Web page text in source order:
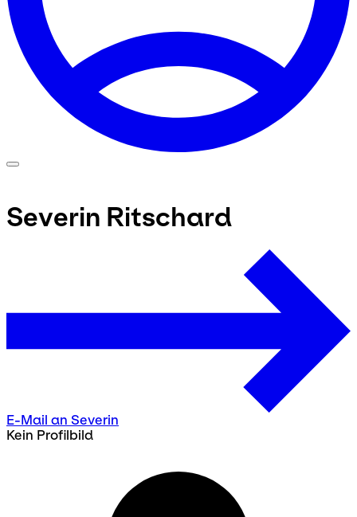
Severin Ritschard
E-Mail an Severin
Kein Profilbild